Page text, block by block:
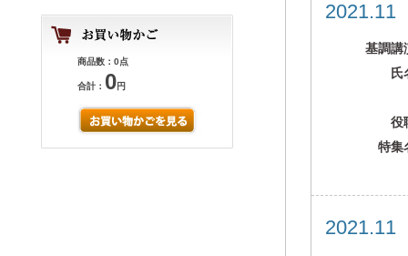
商品数：0点
合計： 0円
基調講
氏
役
特集